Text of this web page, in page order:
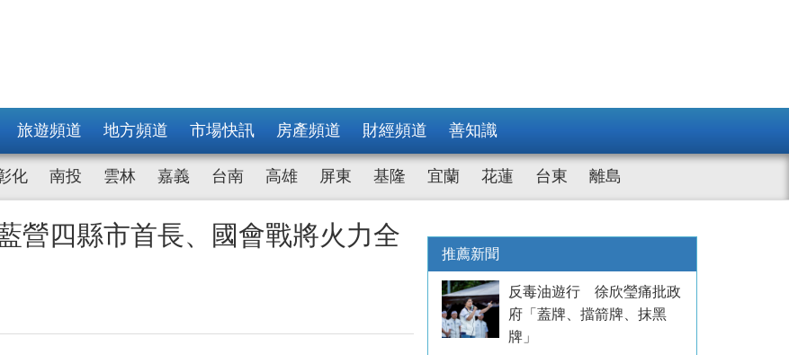
旅遊頻道 地方頻道 市場快訊 房產頻道 財經頻道 善知識
化 南投 雲林 嘉義 台南 高雄 屏東 基隆 宜蘭 花蓮 台東 離島
四縣市首長、國會戰將火力全
推薦新聞
反毒油遊行 徐欣瑩痛批政
府「蓋牌、擋箭牌、抹黑
牌」